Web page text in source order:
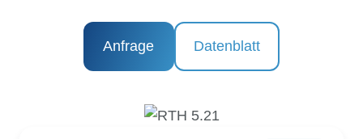
Anfrage Datenblatt